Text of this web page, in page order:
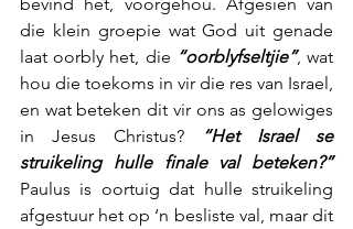
die klein groepie wat God uit genade
laat oorbly het, die “oorblyfseltjie”, wat
hou die toekoms in vir die res van Israel,
en wat beteken dit vir ons as gelowiges
in Jesus Christus?
“Het Israel se
struikeling hulle finale val beteken?”
Paulus is oortuig dat hulle struikeling
afgestuur het op ‘n besliste val, maar dit